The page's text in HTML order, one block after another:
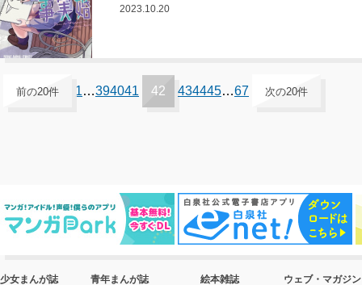
2023.10.20
前の20件 1…394041 42 434445…67 次の20件
少女まんが誌 青年まんが誌 絵本雑誌 ウェブ・マガジン